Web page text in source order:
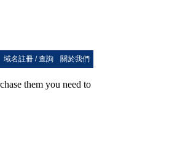
域名註冊 / 查詢 關於我們
them you need to